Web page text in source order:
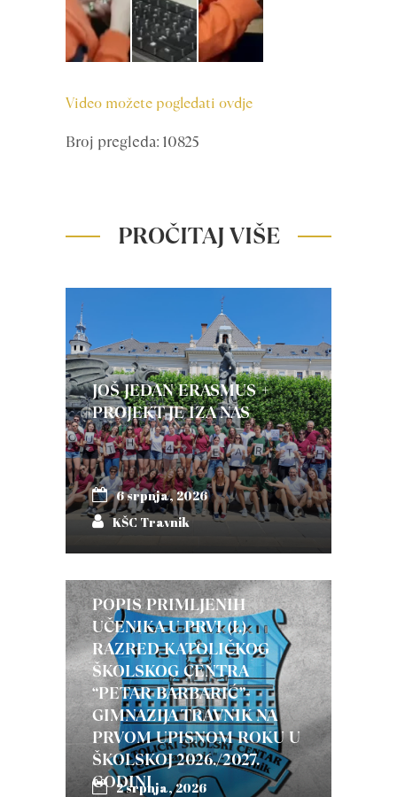
Video možete pogledati ovdje
Broj pregleda: 10825
PROČITAJ VIŠE
JOŠ JEDAN ERASMUS +
PROJEKT JE IZA NAS
6 srpnja, 2026
KŠC Travnik
POPIS PRIMLJENIH
UČENIKA U PRVI (I.)
RAZRED KATOLIČKOG
ŠKOLSKOG CENTRA
“PETAR BARBARIĆ”-
GIMNAZIJA TRAVNIK NA
PRVOM UPISNOM ROKU U
ŠKOLSKOJ 2026./2027.
GODINI
2 srpnja, 2026